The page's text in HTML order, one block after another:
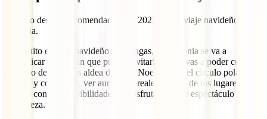
Nuestro destino recomendado para 2023, es un viaje navideño a
Laponia.
A poquito espíritu navideño que tengas, en Laponia se va a
multiplicar por 10 sin que puedas evitarlo. Aquí vas a poder cumplir
el sueño de visitar la aldea de Papá Noel, cruzar el círculo polar
Ártico, y con suerte, ver auroras boreales en uno de los lugares del
mundo con más posibilidades de disfrutar de este espectáculo de la
naturaleza.